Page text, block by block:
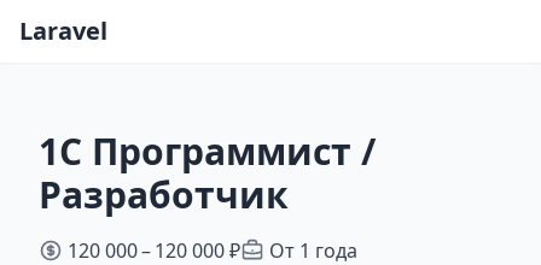
Laravel
1C Программист /
Разработчик
120 000 – 120 000 ₽
От 1 года